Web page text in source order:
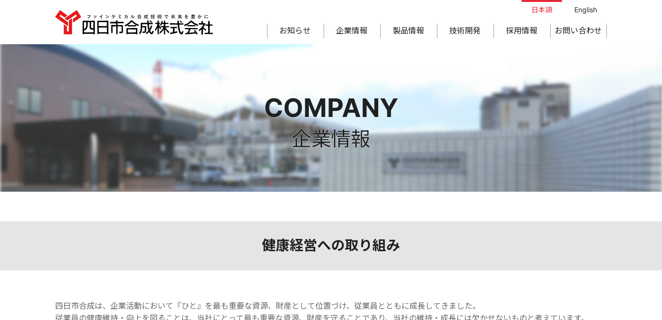
日本語 English
お知らせ 企業情報
社長挨拶 企業概要
安全・品質・環境への取り組み
製品情報
化粧品原料 エポキシ樹脂希釈剤
用途から探す 製品名から探す
技術開発
新規事業開発 四日市合成の技術
採用情報 お問い合わせ
COMPANY
企業情報
健康経営への取り組み
四日市合成は、企業活動において『ひと』を最も重要な資源、財産として位置づけ、従業員とともに成長してきました。
従業員の健康維持・向上を図ることは、当社にとって最も重要な資源、財産を守ることであり、当社の維持・成長には欠かせないものと考えています。